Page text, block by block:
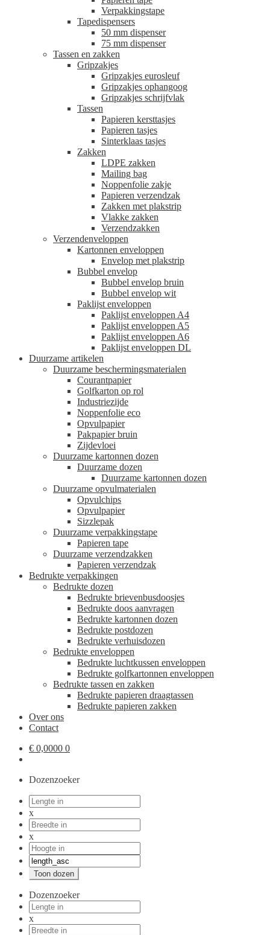
Verpakkingstape
Tapedispensers
50 mm dispenser
75 mm dispenser
Tassen en zakken
Gripzakjes
Gripzakjes eurosleuf
Gripzakjes ophangoog
Gripzakjes schrijfvlak
Tassen
Papieren kersttasjes
Papieren tasjes
Sinterklaas tasjes
Zakken
LDPE zakken
Mailing bag
Noppenfolie zakje
Papieren verzendzak
Zakken met plakstrip
Vlakke zakken
Verzendzakken
Verzendenveloppen
Kartonnen enveloppen
Envelop met plakstrip
Bubbel envelop
Bubbel envelop bruin
Bubbel envelop wit
Paklijst enveloppen
Paklijst enveloppen A4
Paklijst enveloppen A5
Paklijst enveloppen A6
Paklijst enveloppen DL
Duurzame artikelen
Duurzame beschermingsmaterialen
Courantpapier
Golfkarton op rol
Industriezijde
Noppenfolie eco
Opvulpapier
Pakpapier bruin
Zijdevloei
Duurzame kartonnen dozen
Duurzame dozen
Duurzame kartonnen dozen
Duurzame opvulmaterialen
Opvulchips
Opvulpapier
Sizzlepak
Duurzame verpakkingstape
Papieren tape
Duurzame verzendzakken
Papieren verzendzak
Bedrukte verpakkingen
Bedrukte dozen
Bedrukte brievenbusdoosjes
Bedrukte doos aanvragen
Bedrukte kartonnen dozen
Bedrukte postdozen
Bedrukte verhuisdozen
Bedrukte enveloppen
Bedrukte luchtkussen enveloppen
Bedrukte golfkartonnen enveloppen
Bedrukte tassen en zakken
Bedrukte papieren draagtassen
Bedrukte papieren zakken
Over ons
Contact
€ 0,0000 0
Dozenzoeker
x
x
Dozenzoeker
x